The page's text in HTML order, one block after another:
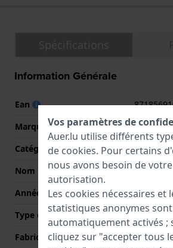
Information Générale
Ean
Marque
Jacob
Catégorie
Classic
Nom
Sapphire
Année
2012
Type d'affichage
Fabriqué en Suisse
Non
Vos paramètres de
Auer.lu utilise différents
de cookies. Pour certains
nous avons besoin de votre
autorisation.
Les cookies nécessaires et
statistiques anonymes
automatiquement activés ;
cliquez sur "accepter tous